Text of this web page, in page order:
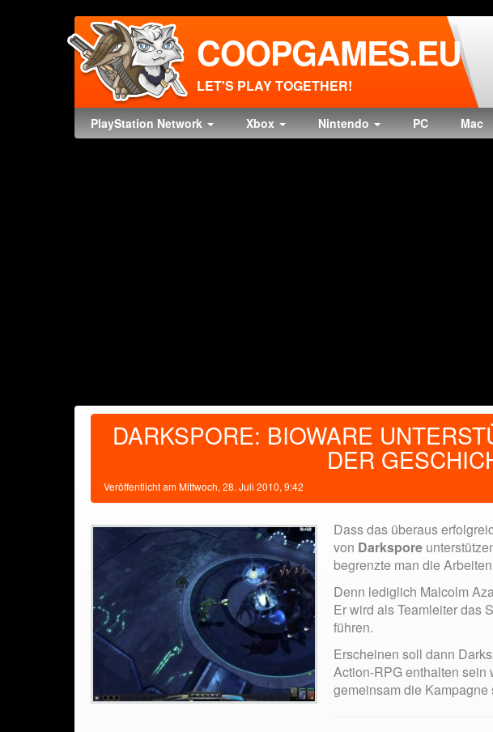
COOPGAMES.EU
LET'S PLAY TOGETHER!
PlayStation Network Xbox Nintendo PC Mac
DARKSPORE: BIOWARE
DER
Veröffentlicht amMittwoch, 28. Juli 2010, 9:42
Dass das überaus
von Darkspore
begrenzte man die
Denn lediglich Malcolm
Er wird als Teamleiter das
führen.
Erscheinen soll dann
Action-RPG enthalten sein
gemeinsam die Kampagne